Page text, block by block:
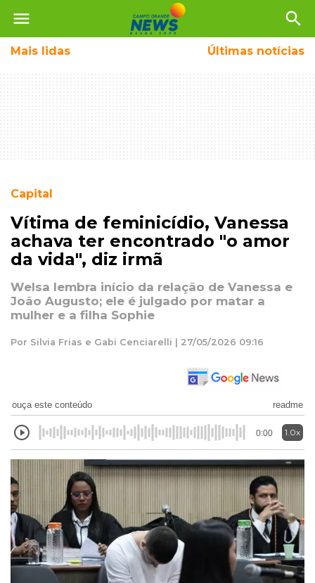
menu search
Mais lidas Últimas notícias
Capital
Vítima de feminicídio, Vanessa
achava ter encontrado "o amor
da vida", diz irmã
Welsa lembra início da relação de Vanessa e
João Augusto; ele é julgado por matar a
mulher e a filha Sophie
Por Silvia Frias e Gabi Cenciarelli | 27/05/2026 09:16
ouça este conteúdo readme
0:00 1.0x